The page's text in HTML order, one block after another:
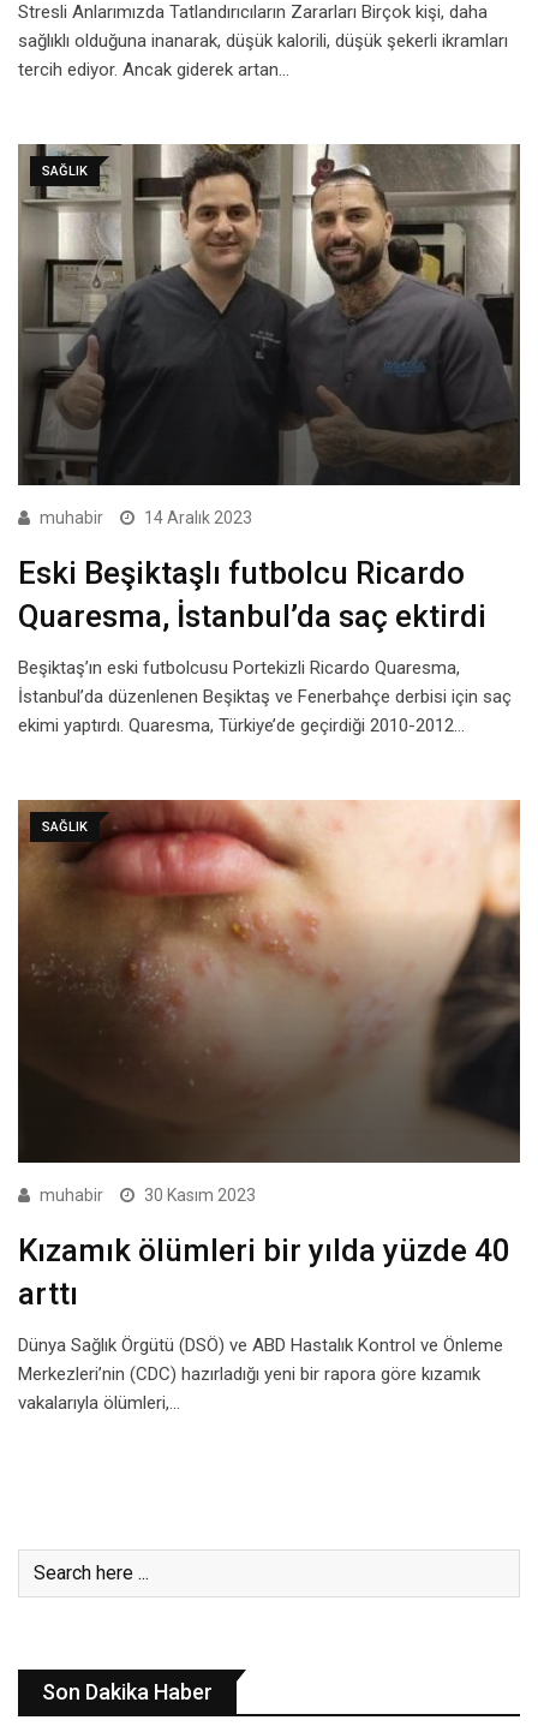
Stresli Anlarımızda Tatlandırıcıların Zararları Birçok kişi, daha
sağlıklı olduğuna inanarak, düşük kalorili, düşük şekerli ikramları
tercih ediyor. Ancak giderek artan…
SAĞLIK
muhabir 14 Aralık 2023
Eski Beşiktaşlı futbolcu Ricardo
Quaresma, İstanbul’da saç ektirdi
Beşiktaş’ın eski futbolcusu Portekizli Ricardo Quaresma,
İstanbul’da düzenlenen Beşiktaş ve Fenerbahçe derbisi için saç
ekimi yaptırdı. Quaresma, Türkiye’de geçirdiği 2010-2012…
SAĞLIK
muhabir 30 Kasım 2023
Kızamık ölümleri bir yılda yüzde 40
arttı
Dünya Sağlık Örgütü (DSÖ) ve ABD Hastalık Kontrol ve Önleme
Merkezleri’nin (CDC) hazırladığı yeni bir rapora göre kızamık
vakalarıyla ölümleri,…
Son Dakika Haber